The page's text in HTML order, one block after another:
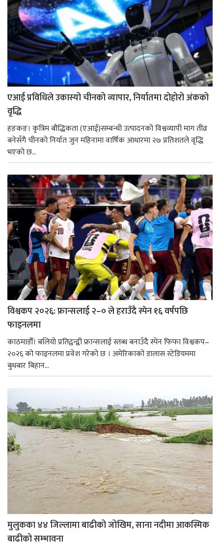
एआई प्रविधिले उकास्यो चीनको व्यापार, निर्यातमा दोहोरो अंकको
वृद्धि
हङकङ। कृत्रिम बौद्धिकता (एआई)सम्बन्धी उत्पादनको विश्वव्यापी माग तीव्र
बनेसँगै चीनको निर्यात जुन महिनामा वार्षिक आधारमा २७ प्रतिशतले वृद्धि
भएको छ...
विश्वकप २०२६: फ्रान्सलाई २–० ले हराउँदै स्पेन १६ वर्षपछि
फाइनलमा
काठमाडौँ। बलियो प्रतिद्वन्द्वी फ्रान्सलाई स्तब्ध बनाउँदै स्पेन फिफा विश्वकप–
२०२६ को फाइनलमा प्रवेश गरेको छ । अमेरिकाको डालास स्टेडियममा
बुधबार बिहान...
मुलुकका ४४ जिल्लामा बाढीको जोखिम, साना नदीमा आकस्मिक
बाढीको सम्भावना